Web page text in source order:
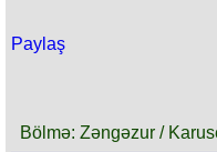
Paylaş
Bölmə: Zəngəzur /